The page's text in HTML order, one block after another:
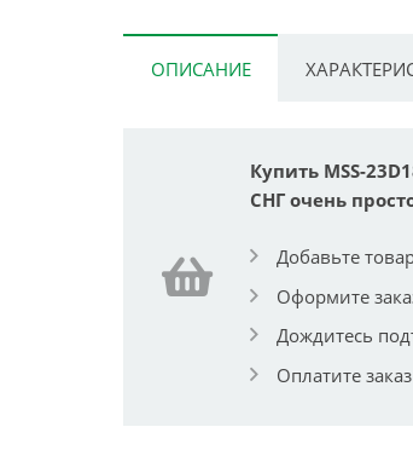
ОПИСАНИЕ
Купить MSS-
СНГ очень
Добавьте
Оформите
Дождитесь
Оплатите